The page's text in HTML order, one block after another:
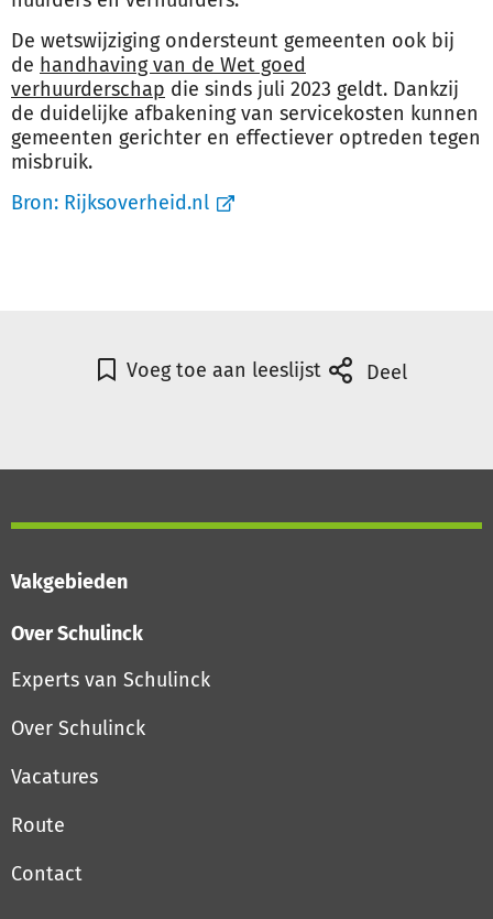
De wetswijziging ondersteunt gemeenten ook bij
de handhaving van de Wet goed
verhuurderschap die sinds juli 2023 geldt. Dankzij
de duidelijke afbakening van servicekosten kunnen
gemeenten gerichter en effectiever optreden tegen
misbruik.
Bron: Rijksoverheid.nl
Voeg toe aan leeslijst Deel
Vakgebieden
Over Schulinck
Experts van Schulinck
Over Schulinck
Vacatures
Route
Contact